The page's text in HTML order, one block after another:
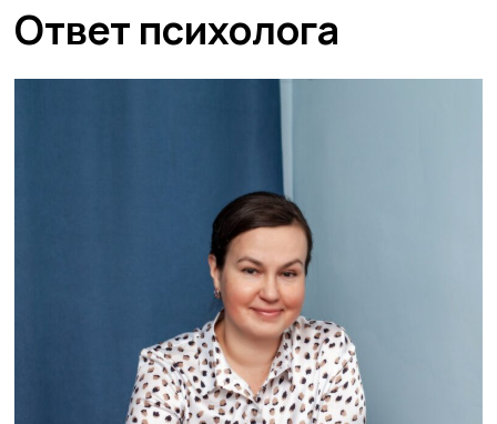
Ответ психолога